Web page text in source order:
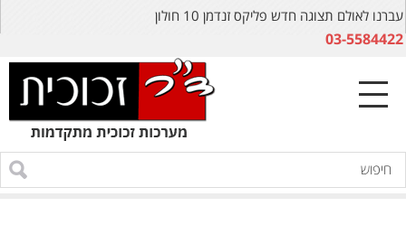
עברנו לאולם תצוגה חדש פליקס זנדמן 10 חולון
03-5584422